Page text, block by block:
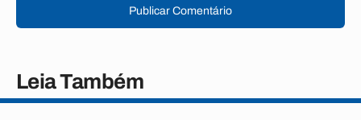
Publicar Comentário
Leia Também